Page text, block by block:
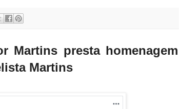
Martins presta homenagem
Martins